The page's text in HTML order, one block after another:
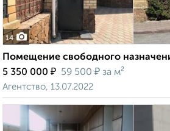
14
Помещение свободного
5 350 000 ₽ 59 500 ₽ за м²
Агентство, 13.07.2022